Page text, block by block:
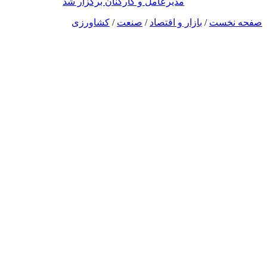
صفحه نخست / بازار و اقتصاد / صنعت / کشاورزی